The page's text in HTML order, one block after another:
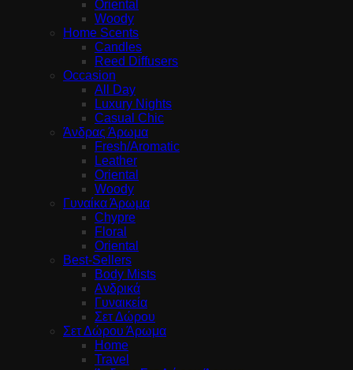
Oriental
Woody
Home Scents
Candles
Reed Diffusers
Occasion
All Day
Luxury Nights
Casual Chic
Άνδρας Άρωμα
Fresh/Aromatic
Leather
Oriental
Woody
Γυναίκα Άρωμα
Chypre
Floral
Oriental
Best-Sellers
Body Mists
Ανδρικά
Γυναικεία
Σετ Δώρου
Σετ Δώρου Άρωμα
Home
Travel